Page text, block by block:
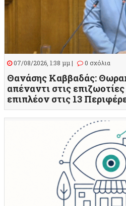
07/08/2026, 1:38 μμ | 0 σχόλια
Θανάσης Καββαδάς:
απέναντι στις
επιπλέον στις 13